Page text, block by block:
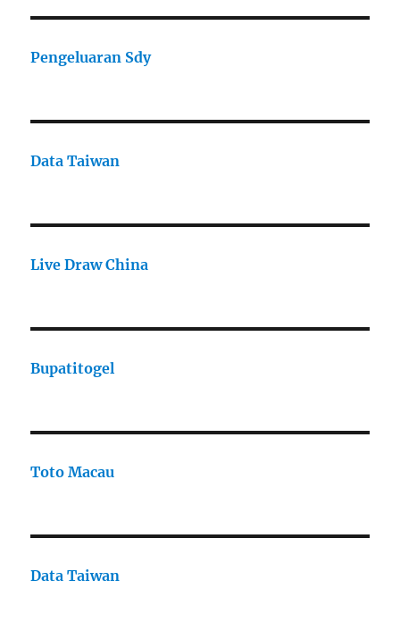
Pengeluaran Sdy
Data Taiwan
Live Draw China
Bupatitogel
Toto Macau
Data Taiwan